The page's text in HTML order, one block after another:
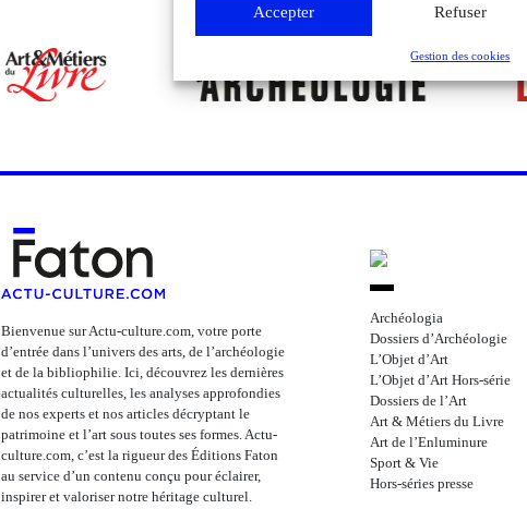
Accepter Refuser
Gestion des cookies
Bienvenue sur Actu-culture.com, votre porte
d’entrée dans l’univers des arts, de l’archéologie
et de la bibliophilie. Ici, découvrez les dernières
actualités culturelles, les analyses approfondies
de nos experts et nos articles décryptant le
patrimoine et l’art sous toutes ses formes. Actu-
culture.com, c’est la rigueur des Éditions Faton
au service d’un contenu conçu pour éclairer,
inspirer et valoriser notre héritage culturel.
Archéologia
Dossiers d’Archéologie
L’Objet d’Art
L’Objet d’Art Hors-série
Dossiers de l’Art
Art & Métiers du Livre
Art de l’Enluminure
Sport & Vie
Hors-séries presse